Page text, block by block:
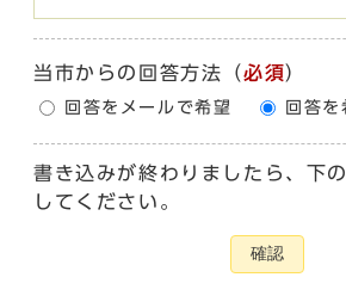
当市からの回答方法 （必須）
回答をメールで希望 回答を
書き込みが終わりましたら、下
してください。
確認